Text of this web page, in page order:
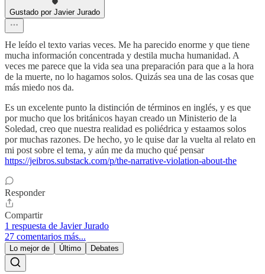
Gustado por Javier Jurado
He leído el texto varias veces. Me ha parecido enorme y que tiene
mucha información concentrada y destila mucha humanidad. A
veces me parece que la vida sea una preparación para que a la hora
de la muerte, no lo hagamos solos. Quizás sea una de las cosas que
más miedo nos da.
Es un excelente punto la distinción de términos en inglés, y es que
por mucho que los británicos hayan creado un Ministerio de la
Soledad, creo que nuestra realidad es poliédrica y estaamos solos
por muchas razones. De hecho, yo le quise dar la vuelta al relato en
mi post sobre el tema, y aún me da mucho qué pensar
https://jeibros.substack.com/p/the-narrative-violation-about-the
Responder
Compartir
1 respuesta de Javier Jurado
27 comentarios más...
Lo mejor de Último Debates